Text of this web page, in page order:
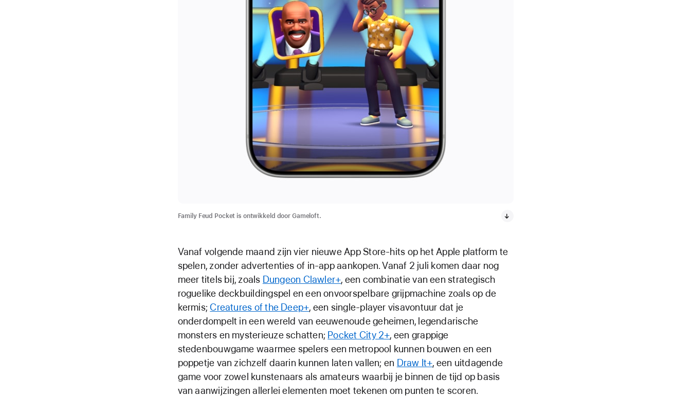
Family Feud Pocket is ontwikkeld door Gameloft.
Vanaf volgende maand zijn vier nieuwe App Store-hits op het Apple platform te
spelen, zonder advertenties of in-app aankopen. Vanaf 2 juli komen daar nog
meer titels bij, zoals Dungeon Clawler+, een combinatie van een strategisch
roguelike deckbuildingspel en een onvoorspelbare grijpmachine zoals op de
kermis;Creatures of the Deep+, een single-player visavontuur dat je
onderdompelt in een wereld van eeuwenoude geheimen, legendarische
monsters en mysterieuze schatten; Pocket City 2+, een grappige
stedenbouwgame waarmee spelers een metropool kunnen bouwen en een
poppetje van zichzelf daarin kunnen laten vallen; en Draw It+, een uitdagende
game voor zowel kunstenaars als amateurs waarbij je binnen de tijd op basis
van aanwijzingen allerlei elementen moet tekenen om punten te scoren.